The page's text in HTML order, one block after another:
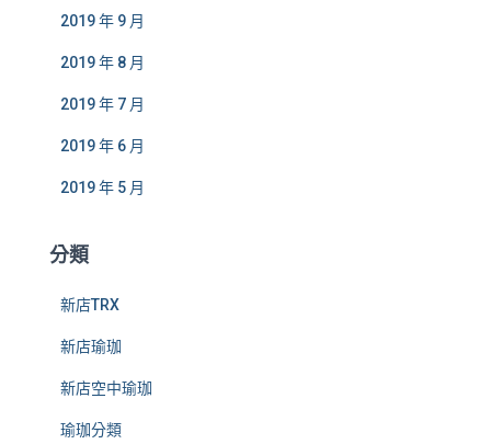
2019 年 9 月
2019 年 8 月
2019 年 7 月
2019 年 6 月
2019 年 5 月
分類
新店TRX
新店瑜珈
新店空中瑜珈
瑜珈分類